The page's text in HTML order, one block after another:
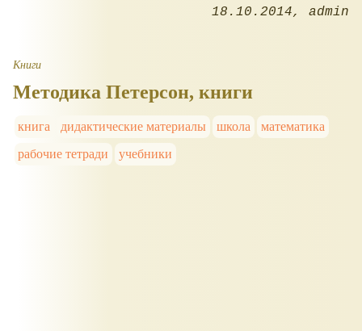
18.10.2014 admin
Книги
Методика Петерсон, книги
книга дидактические материалы школа
математика
рабочие тетради
учебники